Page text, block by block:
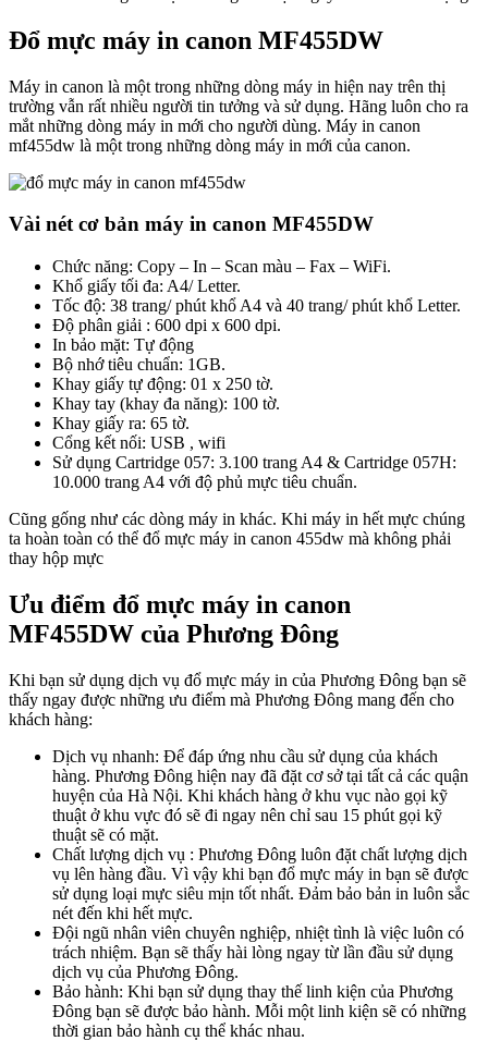
Đổ mực máy in canon MF455DW
Máy in canon là một trong những dòng máy in hiện nay trên thị
trường vẫn rất nhiều người tin tưởng và sử dụng. Hãng luôn cho ra
mắt những dòng máy in mới cho người dùng. Máy in canon
mf455dw là một trong những dòng máy in mới của canon.
Vài nét cơ bản máy in canon MF455DW
Chức năng: Copy – In – Scan màu – Fax – WiFi.
Khổ giấy tối đa: A4/ Letter.
Tốc độ: 38 trang/ phút khổ A4 và 40 trang/ phút khổ Letter.
Độ phân giải : 600 dpi x 600 dpi.
In bảo mặt: Tự động
Bộ nhớ tiêu chuẩn: 1GB.
Khay giấy tự động: 01 x 250 tờ.
Khay tay (khay đa năng): 100 tờ.
Khay giấy ra: 65 tờ.
Cổng kết nối: USB , wifi
Sử dụng Cartridge 057: 3.100 trang A4 & Cartridge 057H:
10.000 trang A4 với độ phủ mực tiêu chuẩn.
Cũng gống như các dòng máy in khác. Khi máy in hết mực chúng
ta hoàn toàn có thể đổ mực máy in canon 455dw mà không phải
thay hộp mực
Ưu điểm đổ mực máy in canon
MF455DW của Phương Đông
Khi bạn sử dụng dịch vụ đổ mực máy in của Phương Đông bạn sẽ
thấy ngay được những ưu điểm mà Phương Đông mang đến cho
khách hàng:
Dịch vụ nhanh: Để đáp ứng nhu cầu sử dụng của khách
hàng. Phương Đông hiện nay đã đặt cơ sở tại tất cả các quận
huyện của Hà Nội. Khi khách hàng ở khu vục nào gọi kỹ
thuật ở khu vực đó sẽ đi ngay nên chỉ sau 15 phút gọi kỹ
thuật sẽ có mặt.
Chất lượng dịch vụ : Phương Đông luôn đặt chất lượng dịch
vụ lên hàng đầu. Vì vậy khi bạn đổ mực máy in bạn sẽ được
sử dụng loại mực siêu mịn tốt nhất. Đảm bảo bản in luôn sắc
nét đến khi hết mực.
Đội ngũ nhân viên chuyên nghiệp, nhiệt tình là việc luôn có
trách nhiệm. Bạn sẽ thấy hài lòng ngay từ lần đầu sử dụng
dịch vụ của Phương Đông.
Bảo hành: Khi bạn sử dụng thay thế linh kiện của Phương
Đông bạn sẽ được bảo hành. Mỗi một linh kiện sẽ có những
thời gian bảo hành cụ thể khác nhau.